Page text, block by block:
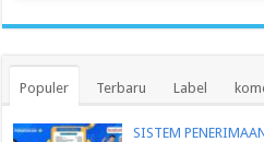
Populer Terbaru Label
SISTEM